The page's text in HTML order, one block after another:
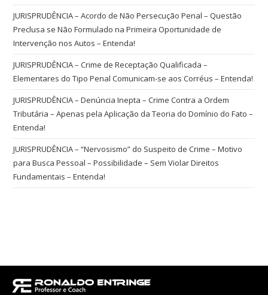
JURISPRUDÊNCIA – Acordo de Não Persecução Penal – Questão
Preclusa se Não Formulado na Primeira Oportunidade de
Intervenção nos Autos – Entenda!
JURISPRUDÊNCIA – Crime de Receptação Qualificada –
Elementares do Tipo Penal Comunicam-se aos Corréus – Entenda!
JURISPRUDÊNCIA – Denúncia Inepta – Crime Contra a Ordem
Tributária – Apenas pela Aplicação da Teoria do Domínio do Fato –
Entenda!
JURISPRUDÊNCIA – “Nervosismo” do Suspeito de Crime – Motivo
para Busca Pessoal – Possibilidade – Sem Violar Direitos
Fundamentais – Entenda!